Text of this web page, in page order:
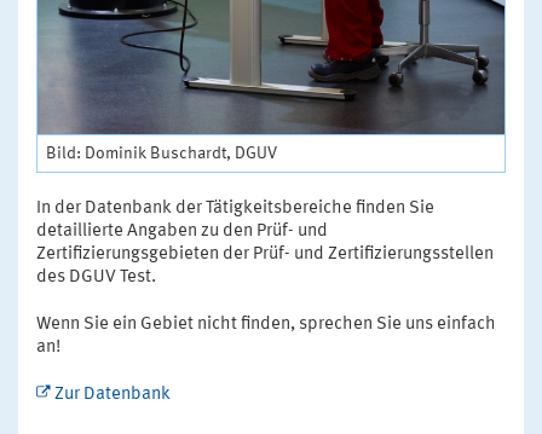
Bild: Dominik Buschardt, DGUV
In der Datenbank der Tätigkeitsbereiche finden Sie
detaillierte Angaben zu den Prüf- und
Zertifizierungsgebieten der Prüf- und Zertifizierungsstellen
des DGUV Test.
Wenn Sie ein Gebiet nicht finden, sprechen Sie uns einfach
an!
Zur Datenbank